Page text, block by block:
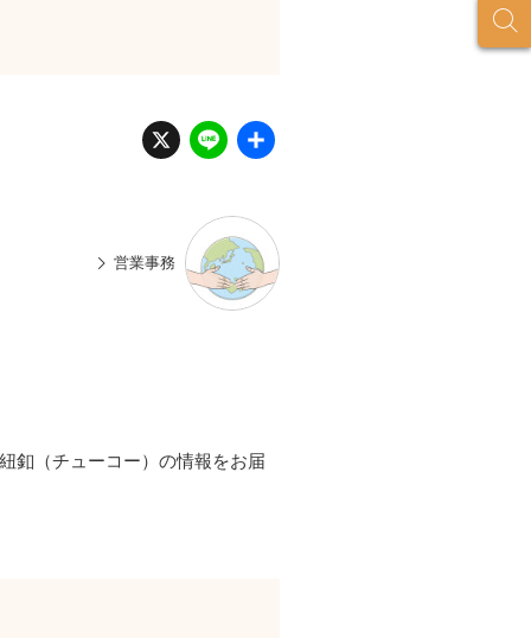
X Li
n
e
営業事務
釦（チューコー）の情報をお届